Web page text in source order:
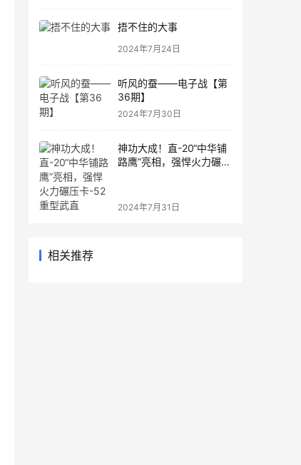
捂不住的大事
2024年7月24日
听风的蚕——电子战【第
36期】
2024年7月30日
神功大成！直-20“中华铺
路鹰”亮相，强悍火力碾压
2024年7月31日
相关推荐